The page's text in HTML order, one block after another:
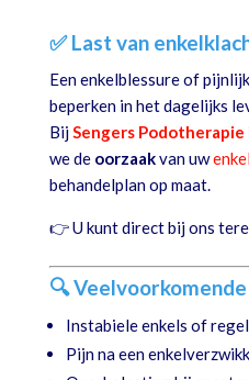
✅ Last van
Een enkelblessure of
beperken in het dagelijks
BijSengers Podotherapie
we de oorzaakvan uw
behandelplan op maat.
👉 U kunt direct bij ons
🔍
Instabiele enkels of
Pijn na een